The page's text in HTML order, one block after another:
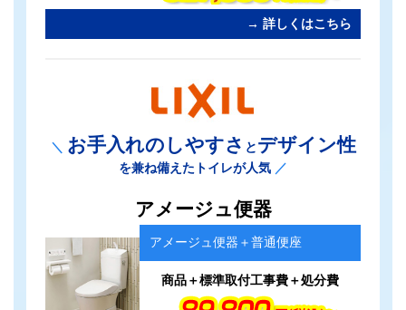
→ 詳しくはこちら
＼ お手入れのしやすさ とデザイン性
を兼ね備えたトイレが人気 ／
ン
ク
アメージュ便器
アメージュ便器＋普通便座
商品＋標準取付工事費＋処分費